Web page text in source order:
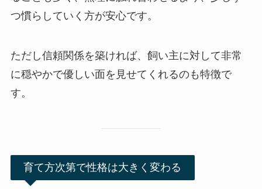
つ慣らしていく方が安心です。
ただし信頼関係を築ければ、飼い主に対して非常
に穏やかで優しい面を見せてくれるのも特徴で
す。
育て方次第で性格は大きく変わる